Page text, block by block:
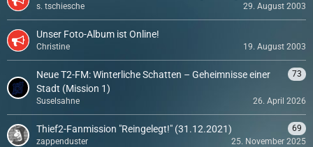
s. tschiesche 29. August 2003
Unser Foto-Album ist Online!
Christine 19. August 2003
Neue T2-FM: Winterliche Schatten – Geheimnisse einer
Stadt (Mission 1)
73
Suselsahne 26. April 2026
Thief2-Fanmission "Reingelegt!" (31.12.2021)
69
zappenduster
25. November 2025